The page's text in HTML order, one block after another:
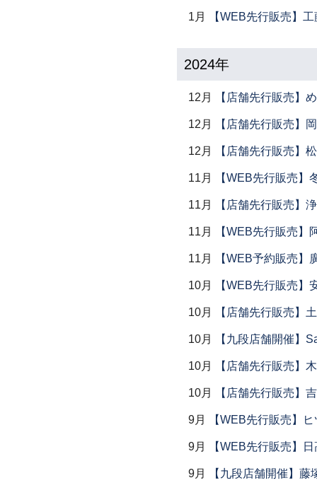
1月 【WEB先行販売】
2024年
12月 【店舗先行販売】
12月 【店舗先行販売】
12月 【店舗先行販売】
11月 【WEB先行販売】
11月 【店舗先行販売】
11月 【WEB先行販売】
11月 【WEB予約販売】
10月 【WEB先行販売】
10月 【店舗先行販売】
10月 【九段店舗開催】
10月 【店舗先行販売】
10月 【店舗先行販売】
9月 【WEB先行販売】
9月 【WEB先行販売】
9月 【九段店舗開催】藤